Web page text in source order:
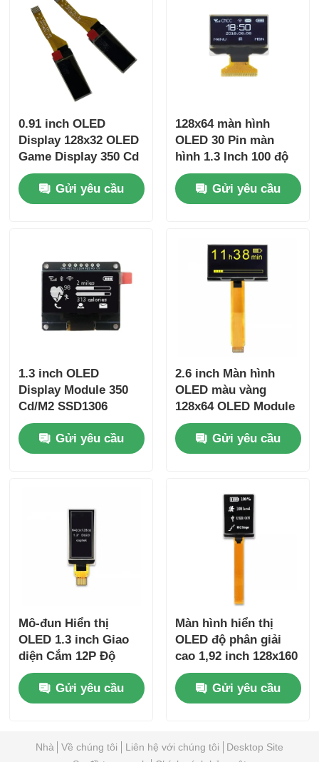
0.91 inch OLED
Display 128x32 OLED
Game Display 350 Cd
/ M2 góc nhìn rộng
Gửi yêu cầu
128x64 màn hình
OLED 30 Pin màn
hình 1.3 Inch 100 độ
sáng Driver IC
SSD1306Gửi yêu cầu
1.3 inch OLED
Display Module 350
Cd/M2 SSD1306
OLED Display 7 Pin
Spi InterfaceGửi yêu cầu
2.6 inch Màn hình
OLED màu vàng
128x64 OLED Module
80 Cd/m2 Driver IC
SSD1309Gửi yêu cầu
Mô-đun Hiển thị
OLED 1.3 inch Giao
diện Cắm 12P Độ
phân giải 64x128 80
Cd/M2 Gửi yêu cầu
Màn hình hiển thị
OLED độ phân giải
cao 1,92 inch 128x160
350 Cd / M2 Đối với
hệ thống nhúng
Gửi yêu cầu
Nhà Về chúng tôi Liên hệ với chúng tôi
Desktop Site